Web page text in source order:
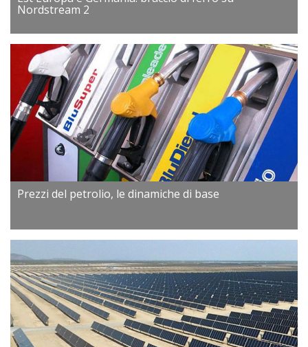
Nordstream 2
Prezzi del petrolio, le dinamiche di base